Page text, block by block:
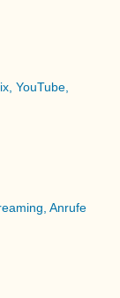
YouTube,
Anrufe